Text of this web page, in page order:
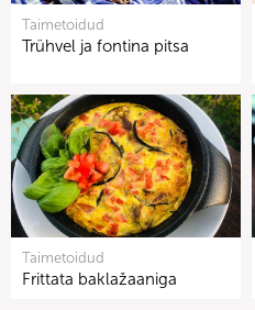
Taimetoidud
Trühvel ja fontina pitsa
Taimetoidud
Frittata baklažaaniga